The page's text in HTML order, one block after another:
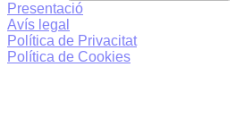
Presentació
Avís legal
Política de Privacitat
Política de Cookies